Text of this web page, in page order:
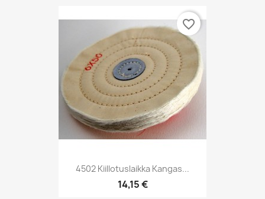
4502 Kiillotuslaikka Kangas...
14,15 €
favorite_border